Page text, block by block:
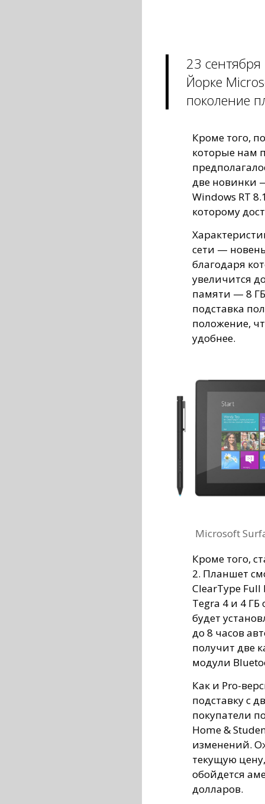
23
Йорке
поколение
Кроме того,
которые нам
две новинки
Windows RT
которому
сети —
благодаря
увеличится
памяти — 8
подставка
положение,
удобнее.
Microsoft
Кроме того,
2. Планшет
ClearType Full
Tegra 4 и 4
будет
до 8 часов
получит две
модули
Как и Pro-
подставку с
покупатели
Home &
изменений.
текущую
обойдется
долларов.